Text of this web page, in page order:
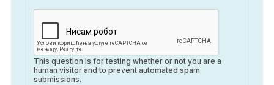
This question is for testing whether or not you are a
human visitor and to prevent automated spam
submissions.